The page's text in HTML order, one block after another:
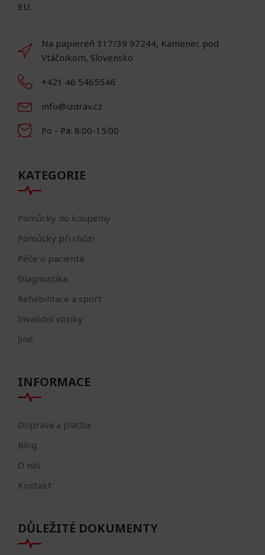
EU.
Na papiereň 317/39 97244, Kamenec pod
Vtáčnikom, Slovensko
+421 46 5465546
info@izdrav.cz
Po - Pá: 8:00-15:00
KATEGORIE
Pomůcky do koupelny
Pomůcky při chůzi
Péče o pacienta
Diagnostika
Rehabilitace a sport
Invalidní vozíky
Jiné
INFORMACE
Doprava a platba
Blog
O nás
Kontakt
DŮLEŽITÉ DOKUMENTY